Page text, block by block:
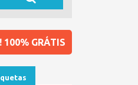
100% GRÁTIS